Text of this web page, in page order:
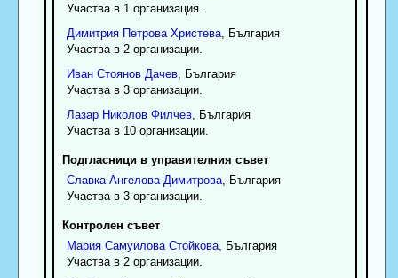
Участва в 1 организация.
Димитрия Петрова Христева, България
Участва в 2 организации.
Иван Стоянов Дачев, България
Участва в 3 организации.
Лазар Николов Филчев, България
Участва в 10 организации.
Подгласници в управителния съвет
Славка Ангелова Димитрова, България
Участва в 3 организации.
Контролен съвет
Мария Самуилова Стойкова, България
Участва в 2 организации.